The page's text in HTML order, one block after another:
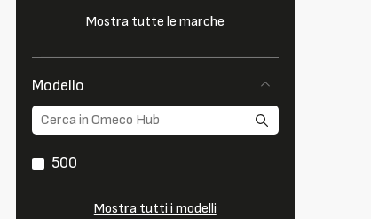
Mostra tutte le marche
Modello
500
Mostra tutti i modelli